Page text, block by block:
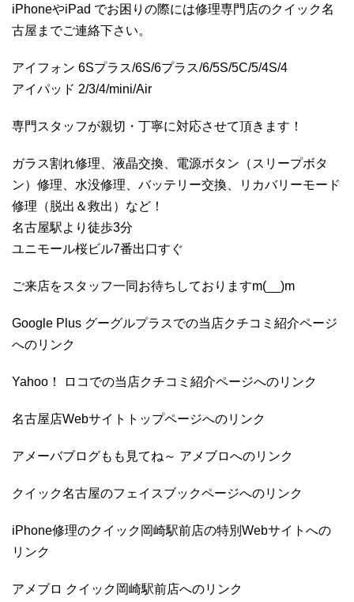
iPhoneやiPad でお困りの際には修理専門店のクイック名
古屋までご連絡下さい。
アイフォン 6Sプラス/6S/6プラス/6/5S/5C/5/4S/4
アイパッド 2/3/4/mini/Air
専門スタッフが親切・丁寧に対応させて頂きます！
ガラス割れ修理、液晶交換、電源ボタン（スリープボタ
ン）修理、水没修理、バッテリー交換、リカバリーモード
修理（脱出＆救出）など！
名古屋駅より徒歩3分
ユニモール桜ビル7番出口すぐ
ご来店をスタッフ一同お待ちしておりますm(__)m
Google Plus グーグルプラスでの当店クチコミ紹介ページ
へのリンク
Yahoo！ ロコでの当店クチコミ紹介ページへのリンク
名古屋店Webサイトトップページへのリンク
アメーバブログもも見てね～ アメブロへのリンク
クイック名古屋のフェイスブックページへのリンク
iPhone修理のクイック岡崎駅前店の特別Webサイトへの
リンク
アメブロ クイック岡崎駅前店へのリンク